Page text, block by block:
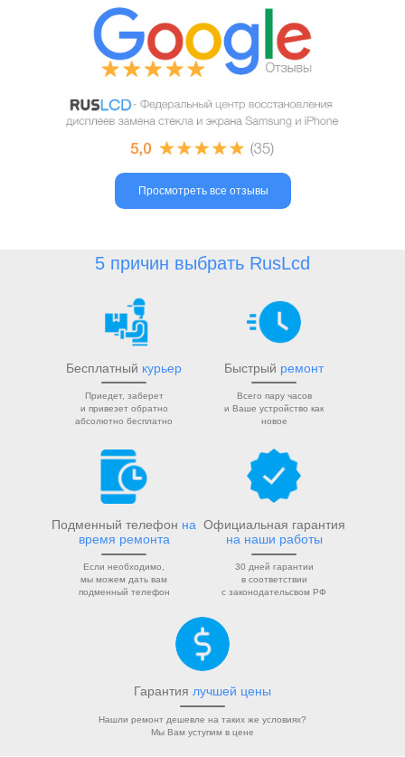
Просмотреть все отзывы
5 причин выбрать RusLcd
Приедет, заберет
и привезет обратно
абсолютно бесплатно
Если необходимо,
мы можем дать вам
подменный телефон
Всего пару часов
и Ваше устройство как
новое
Бесплатный курьер
Подменный телефон на
время ремонта
Быстрый ремонт
30 дней гарантии
в соответствии
с законодательсвом РФ
Официальная гарантия
на наши работы
Нашли ремонт дешевле на таких же условиях?
Мы Вам уступим в цене
Гарантия лучшей цены